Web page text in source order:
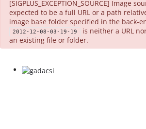
danger
[SIGPLUS_EXCEPTION_SOURCE] Image
expected to be a full URL or a path
image base folder specified in the back-
2012-12-08-03-19-19
is neither a URL
an existing file or folder.